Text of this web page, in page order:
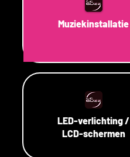
Muziekinstallatie
LED-verlichting /
LCD-schermen